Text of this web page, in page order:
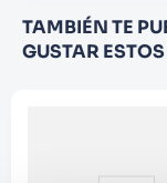
TAMBIÉN TE
GUSTAR